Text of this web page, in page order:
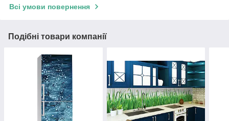
Всі умови повернення
Подібні товари компанії